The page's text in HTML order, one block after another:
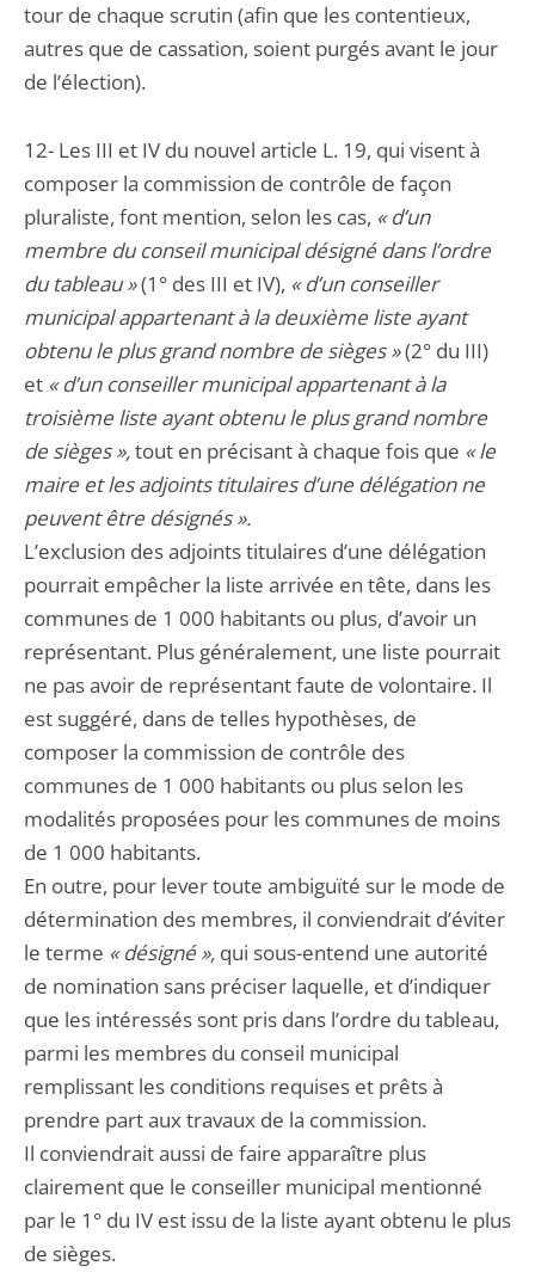
tour de chaque scrutin (afin que les contentieux,
autres que de cassation, soient purgés avant le jour
de l’élection).
12- Les III et IV du nouvel article L. 19, qui visent à
composer la commission de contrôle de façon
pluraliste, font mention, selon les cas, « d’un
membre du conseil municipal désigné dans l’ordre
du tableau »(1° des III et IV), « d’un conseiller
municipal appartenant à la deuxième liste ayant
obtenu le plus grand nombre de sièges »(2° du III)
et « d’un conseiller municipal appartenant à la
troisième liste ayant obtenu le plus grand nombre
de sièges »,tout en précisant à chaque fois que « le
maire et les adjoints titulaires d’une délégation ne
peuvent être désignés ».
L’exclusion des adjoints titulaires d’une délégation
pourrait empêcher la liste arrivée en tête, dans les
communes de 1 000 habitants ou plus, d’avoir un
représentant. Plus généralement, une liste pourrait
ne pas avoir de représentant faute de volontaire. Il
est suggéré, dans de telles hypothèses, de
composer la commission de contrôle des
communes de 1 000 habitants ou plus selon les
modalités proposées pour les communes de moins
de 1 000 habitants.
En outre, pour lever toute ambiguïté sur le mode de
détermination des membres, il conviendrait d’éviter
le terme « désigné », qui sous-entend une autorité
de nomination sans préciser laquelle, et d’indiquer
que les intéressés sont pris dans l’ordre du tableau,
parmi les membres du conseil municipal
remplissant les conditions requises et prêts à
prendre part aux travaux de la commission.
Il conviendrait aussi de faire apparaître plus
clairement que le conseiller municipal mentionné
par le 1° du IV est issu de la liste ayant obtenu le plus
de sièges.